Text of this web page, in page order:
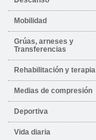
Mobilidad
Grúas, arneses y
Transferencias
Rehabilitación y terapia
Medias de compresión
Deportiva
Vida diaria